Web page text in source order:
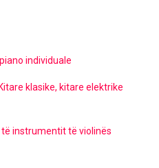
individuale
klasike, kitare elektrike
instrumentit të violinës